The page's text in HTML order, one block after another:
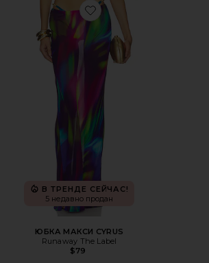
Favorite ЮБКА МАКСИ CYRUS
В ТРЕНДЕ СЕЙЧАС!
5 недавно продан
ЮБКА МАКСИ CYRUS
Runaway The Label
$79